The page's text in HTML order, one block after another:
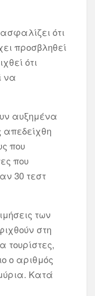
ότι
προσβληθεί
ότι
να
αυξημένα
απεδείχθη
που
που
30 τεστ
των
στη
τουρίστες,
ο αριθμός
Κατά